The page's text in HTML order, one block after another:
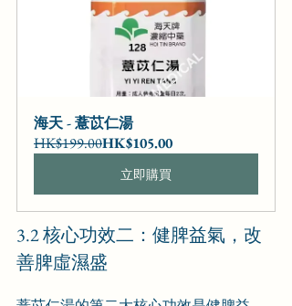
海天 - 薏苡仁湯
HK$199.00HK$105.00
立即購買
3.2 核心功效二：健脾益氣，改
善脾虛濕盛